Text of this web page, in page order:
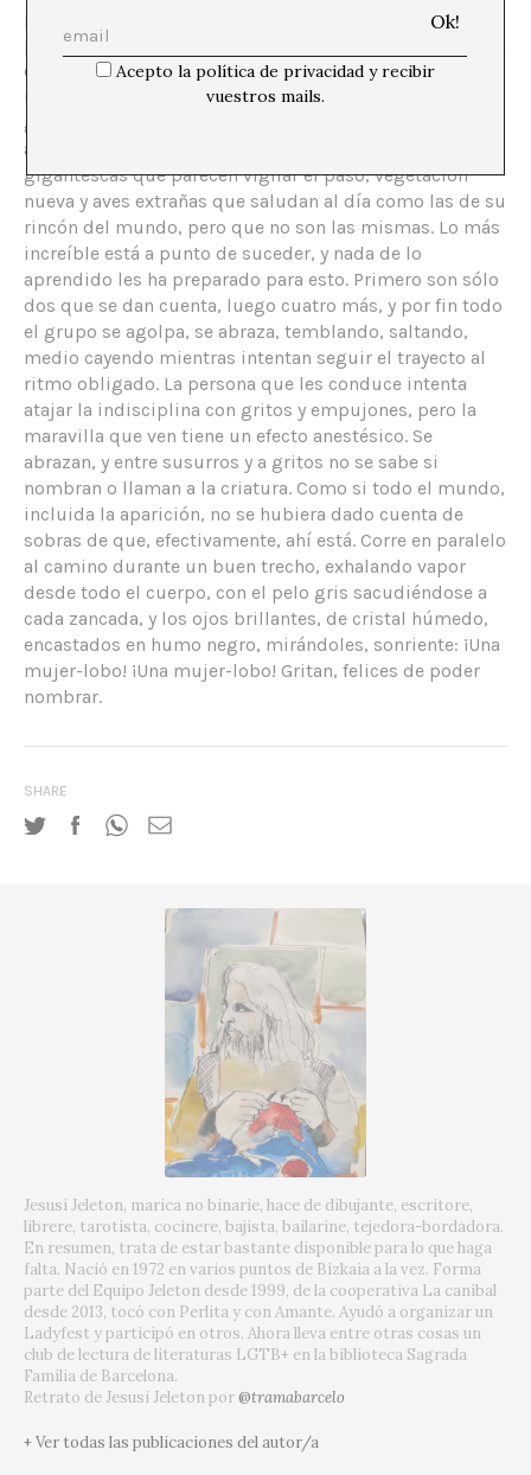
platos no se pierden detalle de los paisajes nuevos y los
pequeños sucesos que encuentran a su camino: alguien
que desde lejos grita una despedida incomprensible,
un transporte de mercancías varado, mercaderes
gritando y gesticulando, alguien que en el camino se
arranca a cantar a los cuatro vientos, imágenes
gigantescas que parecen vigilar el paso, vegetación
nueva y aves extrañas que saludan al día como las de su
rincón del mundo, pero que no son las mismas. Lo más
increíble está a punto de suceder, y nada de lo
aprendido les ha preparado para esto. Primero son sólo
dos que se dan cuenta, luego cuatro más, y por fin todo
el grupo se agolpa, se abraza, temblando, saltando,
medio cayendo mientras intentan seguir el trayecto al
ritmo obligado. La persona que les conduce intenta
atajar la indisciplina con gritos y empujones, pero la
maravilla que ven tiene un efecto anestésico. Se
abrazan, y entre susurros y a gritos no se sabe si
nombran o llaman a la criatura. Como si todo el mundo,
incluida la aparición, no se hubiera dado cuenta de
sobras de que, efectivamente, ahí está. Corre en paralelo
al camino durante un buen trecho, exhalando vapor
desde todo el cuerpo, con el pelo gris sacudiéndose a
cada zancada, y los ojos brillantes, de cristal húmedo,
encastados en humo negro, mirándoles, sonriente: ¡Una
mujer-lobo! ¡Una mujer-lobo! Gritan, felices de poder
nombrar.
SHARE
Jesusi Jeleton, marica no binarie, hace de dibujante, escritore,
librere, tarotista, cocinere, bajista, bailarine, tejedora-bordadora.
En resumen, trata de estar bastante disponible para lo que haga
falta. Nació en 1972 en varios puntos de Bizkaia a la vez. Forma
parte del Equipo Jeleton desde 1999, de la cooperativa La caníbal
desde 2013, tocó con Perlita y con Amante. Ayudó a organizar un
Ladyfest y participó en otros. Ahora lleva entre otras cosas un
club de lectura de literaturas LGTB+ en la biblioteca Sagrada
Família de Barcelona.
Retrato de Jesusi Jeleton por@tramabarcelo
+ Ver todas las publicaciones del autor/a
Acepto la política de privacidad y recibir
vuestros mails.